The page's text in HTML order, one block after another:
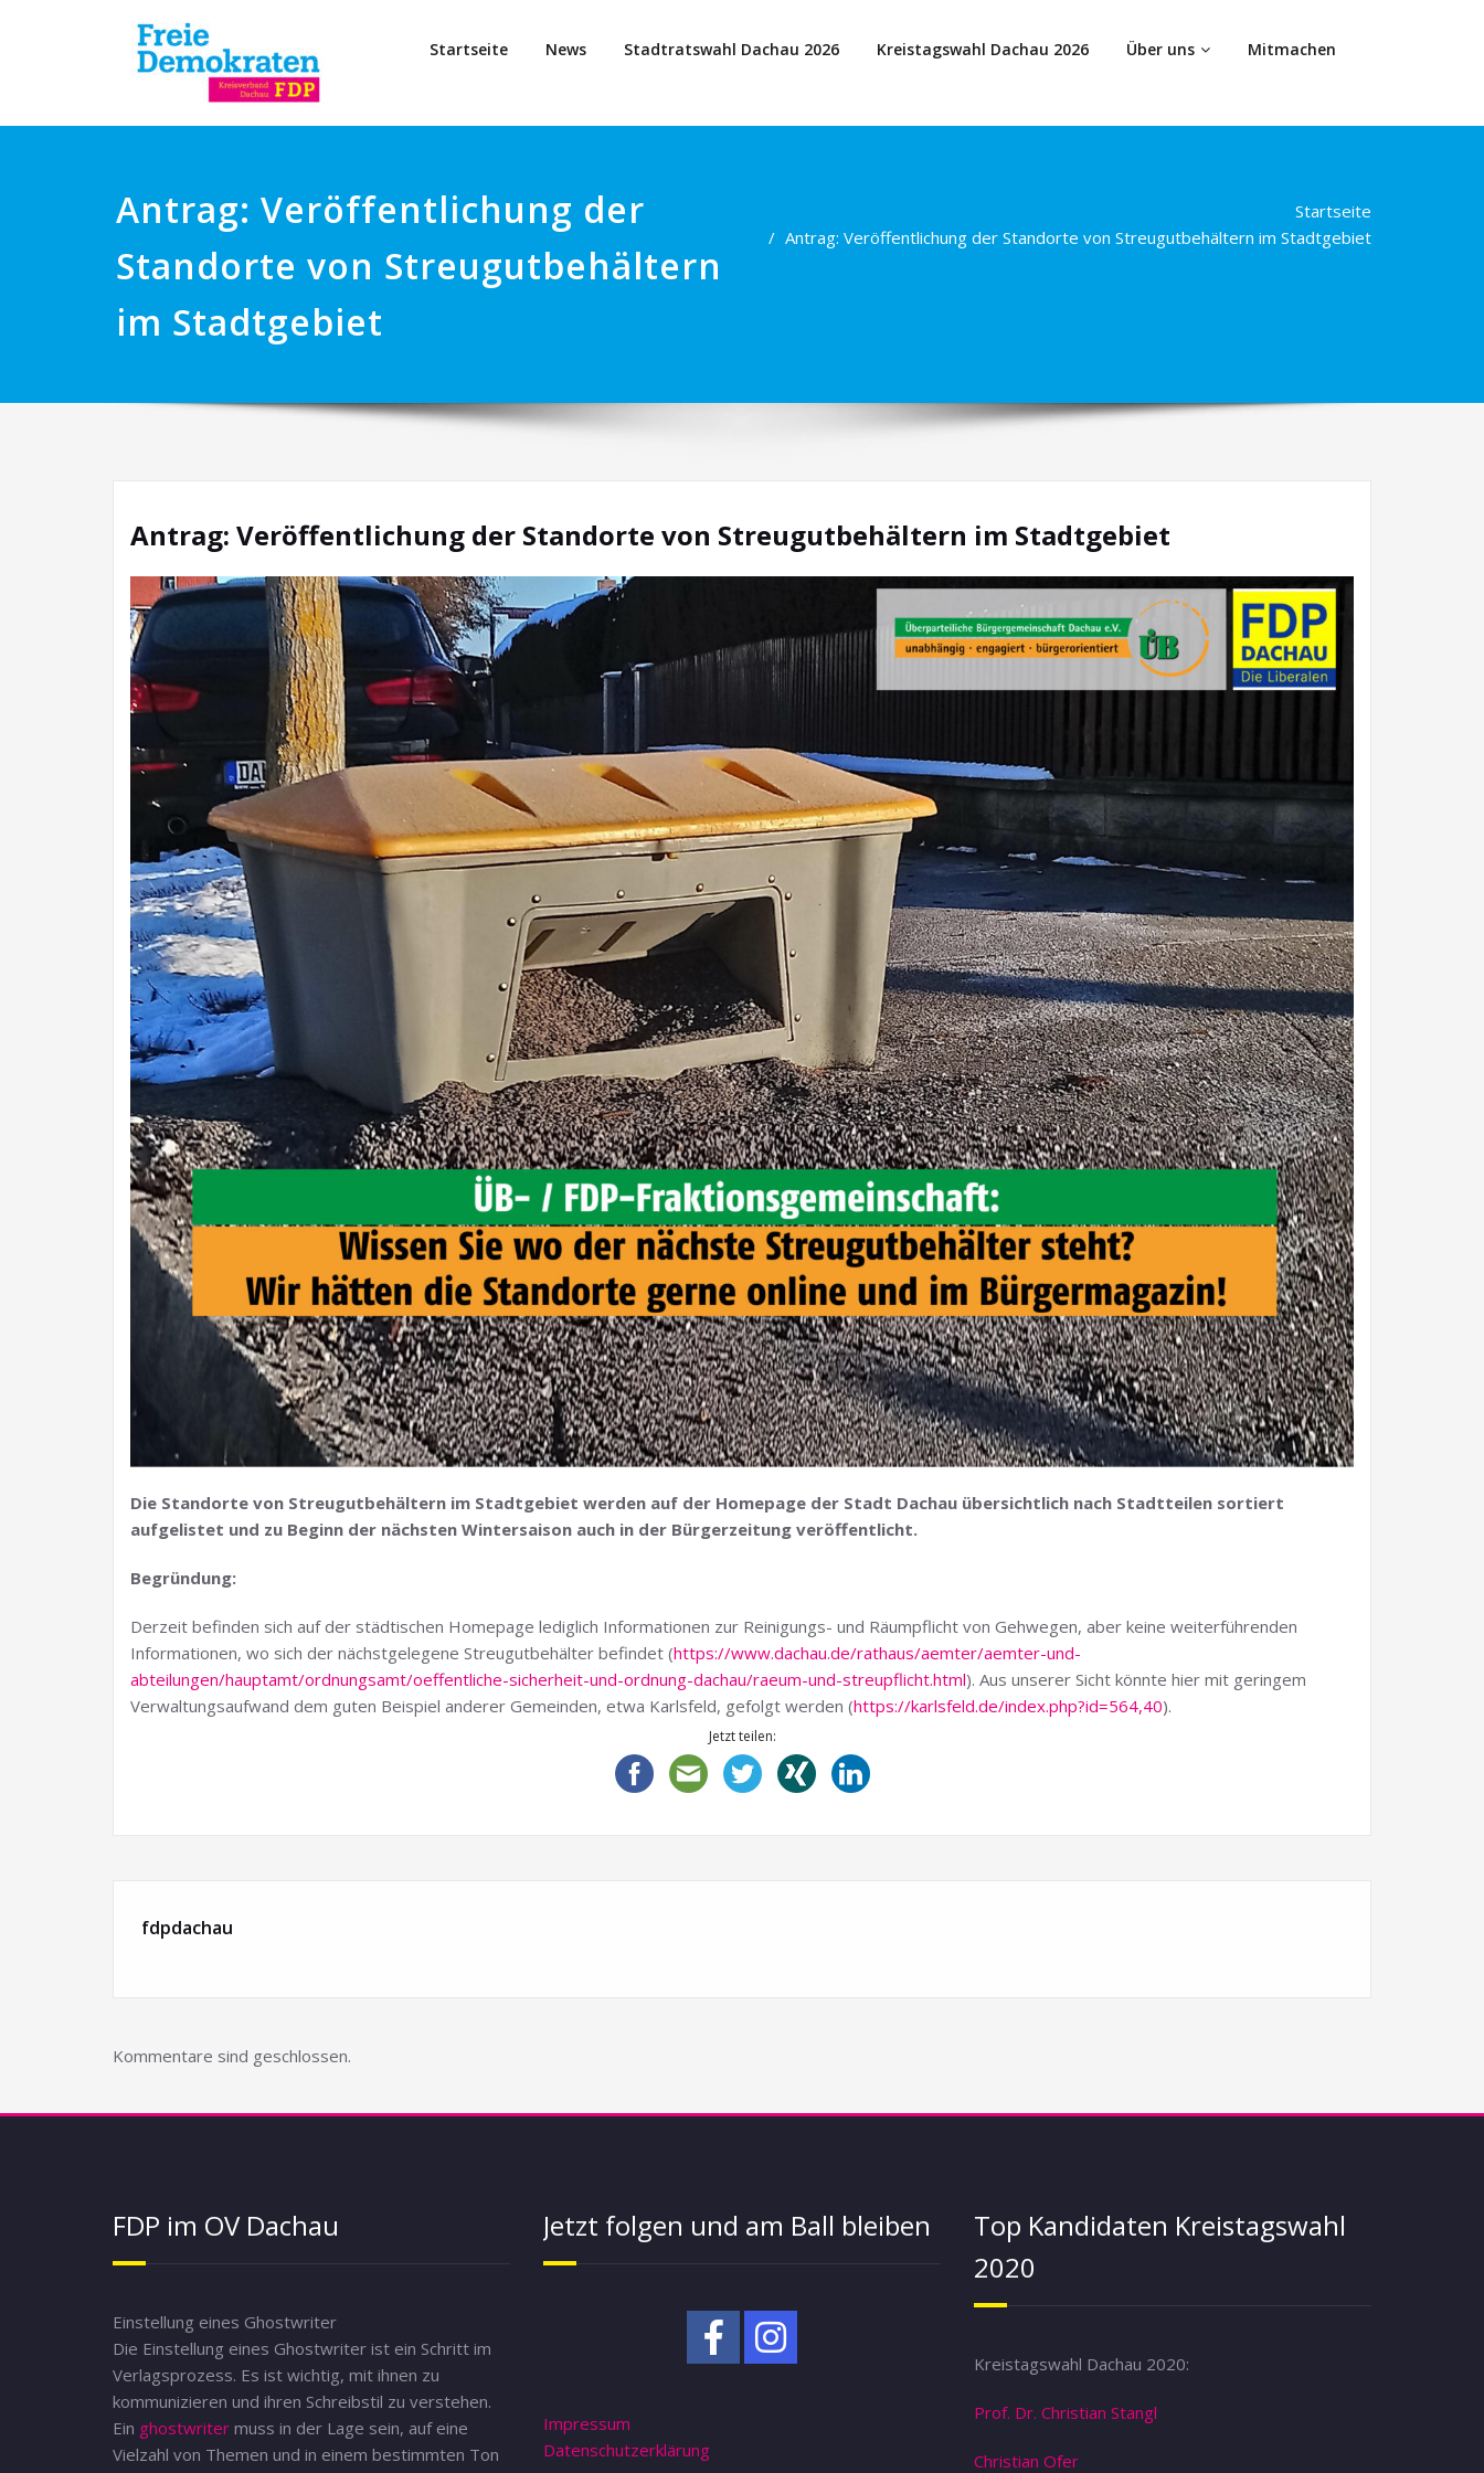
Startseite News Stadtratswahl Dachau 2026 Kreistagswahl Dachau 2026 Über uns Mitmachen
Antrag: Veröffentlichung der
Standorte von Streugutbehältern
im Stadtgebiet
Startseite
Antrag: Veröffentlichung der Standorte von Streugutbehältern im Stadtgebiet
Antrag: Veröffentlichung der Standorte von Streugutbehältern im Stadtgebiet
Die Standorte von Streugutbehältern im Stadtgebiet werden auf der Homepage der Stadt Dachau übersichtlich nach Stadtteilen sortiert
aufgelistet und zu Beginn der nächsten Wintersaison auch in der Bürgerzeitung veröffentlicht.
Begründung:
Derzeit befinden sich auf der städtischen Homepage lediglich Informationen zur Reinigungs- und Räumpflicht von Gehwegen, aber keine weiterführenden
Informationen, wo sich der nächstgelegene Streugutbehälter befindet (https://www.dachau.de/rathaus/aemter/aemter-und-
abteilungen/hauptamt/ordnungsamt/oeffentliche-sicherheit-und-ordnung-dachau/raeum-und-streupflicht.html). Aus unserer Sicht könnte hier mit geringem
Verwaltungsaufwand dem guten Beispiel anderer Gemeinden, etwa Karlsfeld, gefolgt werden (https://karlsfeld.de/index.php?id=564,40).
Jetzt teilen:
fdpdachau
Kommentare sind geschlossen.
FDP im OV Dachau
Einstellung eines Ghostwriter
Die Einstellung eines Ghostwriter ist ein Schritt im
Verlagsprozess. Es ist wichtig, mit ihnen zu
kommunizieren und ihren Schreibstil zu verstehen.
Ein ghostwriter muss in der Lage sein, auf eine
Vielzahl von Themen und in einem bestimmten Ton
Jetzt folgen und am Ball bleiben
Impressum
Datenschutzerklärung
Top Kandidaten Kreistagswahl
2020
Kreistagswahl Dachau 2020:
Prof. Dr. Christian Stangl
Christian Ofer